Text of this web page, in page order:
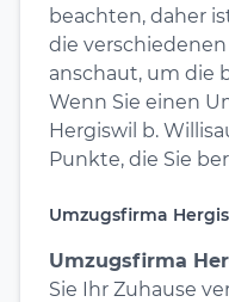
beachten, daher
die
anschaut, um die
Wenn Sie einen
Hergiswil b.
Punkte, die Sie
Umzugsfirma
Umzugsfirma
Sie Ihr Zuhause